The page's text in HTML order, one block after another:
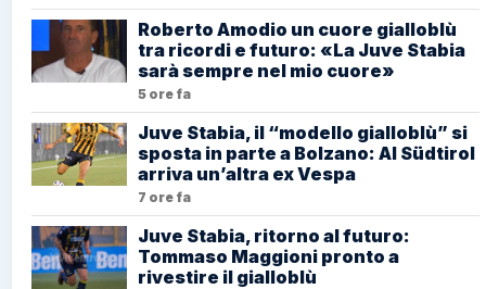
Roberto Amodio un cuore gialloblù
tra ricordi e futuro: «La Juve Stabia
sarà sempre nel mio cuore»
5 ore fa
Juve Stabia, il “modello gialloblù” si
sposta in parte a Bolzano: Al Südtirol
arriva un’altra ex Vespa
7 ore fa
Juve Stabia, ritorno al futuro:
Tommaso Maggioni pronto a
rivestire il gialloblù